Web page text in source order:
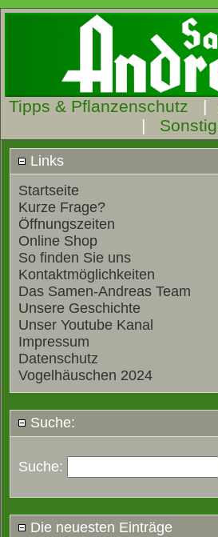
Tipps & Pflanzenschutz |
|
Links
Startseite
Kurze Frage?
Öffnungszeiten
Online Shop
So finden Sie uns
Kontaktmöglichkeiten
Das Samen-Andreas Team
Unsere Geschichte
Unser Youtube Kanal
Impressum
Datenschutz
Vogelhäuschen 2024
Suche:
Suche:
Die neuesten Einträge